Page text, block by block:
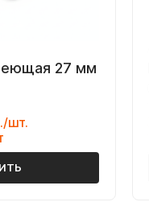
27 мм
шт.